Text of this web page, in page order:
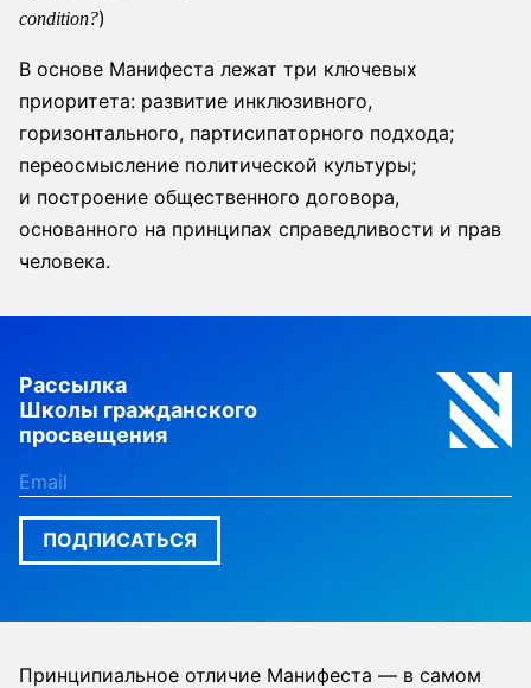
condition?)
В основе Манифеста лежат три ключевых
приоритета: развитие инклюзивного,
горизонтального, партисипаторного подхода;
переосмысление политической культуры;
и построение общественного договора,
основанного на принципах справедливости и прав
человека.
Рассылка
Школы гражданского
просвещения
ПОДПИСАТЬСЯ
Принципиальное отличие Манифеста — в самом